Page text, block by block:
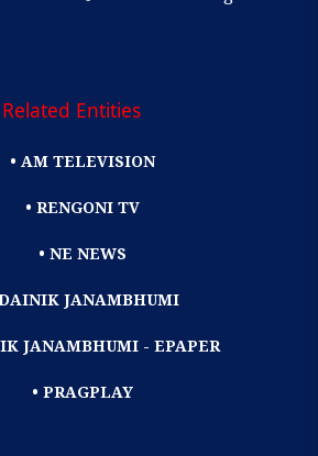
Related Entities
• AM TELEVISION
• RENGONI TV
• NE NEWS
JANAMBHUMI
JANAMBHUMI - EPAPER
• PRAGPLAY